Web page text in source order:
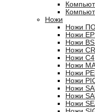
Ножи
Ножи
Ножи
Ножи
Ножи
Ножи C4
Ножи
Ножи
Ножи
Ножи
Ножи
Ножи